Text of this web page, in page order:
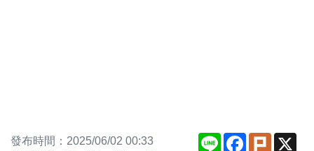
發布時間：2025/06/02 00:33
Line Facebook
Plurk